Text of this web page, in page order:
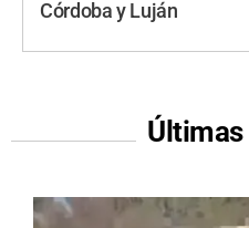
Córdoba y Luján
Últimas